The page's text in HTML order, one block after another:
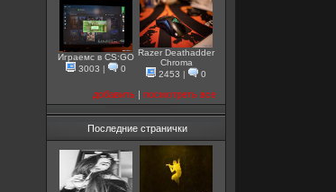
Играемс в CS:GO
3003 | 0
Razer Deathadder
Chroma
2453 | 0
добавить | посмотреть все
Последние странички